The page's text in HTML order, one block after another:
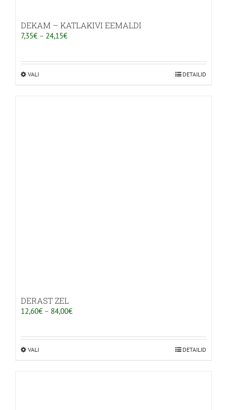
DEKAM – KATLAKIVI EEMALDI
7,35€ – 24,15€Hinnavahemik:
kuni
VALISellel
DETAILID
DERAST ZEL
12,60€ – 84,00€Hinnavahemik:
kuni
VALISellel
DETAILID